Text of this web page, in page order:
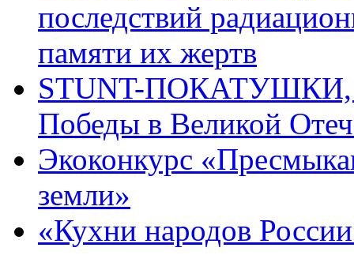
последствий
памяти их жертв
STUNT-ПОКАТУШКИ,
Победы в Великой
Экоконкурс
земли»
«Кухни народов